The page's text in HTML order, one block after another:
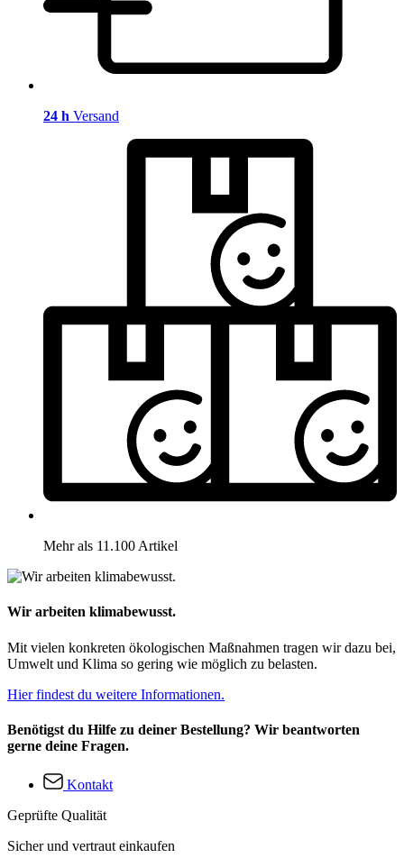
24 h Versand
Mehr als 11.100 Artikel
Wir arbeiten klimabewusst.
Mit vielen konkreten ökologischen Maßnahmen tragen wir dazu bei,
Umwelt und Klima so gering wie möglich zu belasten.
Hier findest du weitere Informationen.
Benötigst du Hilfe zu deiner Bestellung? Wir beantworten
gerne deine Fragen.
Kontakt
Geprüfte Qualität
Sicher und vertraut einkaufen